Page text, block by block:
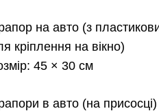
на авто (з
кріплення на вікно)
45 × 30 см
в авто (на